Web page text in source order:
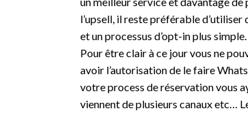
l’upsell, il reste préférable
et un processus d’opt-in plus simple.
Pour être clair à ce jour vous ne
avoir l’autorisation de le faire
votre process de réservation vous
viennent de plusieurs canaux etc…